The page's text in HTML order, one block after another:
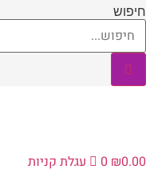
דלג
לתוכן
חיפוש
₪0.00
0 עגלת קניות